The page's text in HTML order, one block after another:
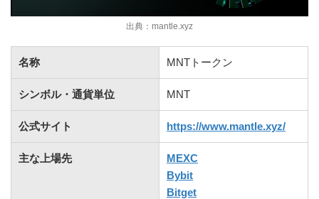
出典：mantle.xyz
名称 MNTトークン
シンボル・通貨単位 MNT
公式サイト https://www.mantle.xyz/
主な上場先
MEXC
Bybit
Bitget